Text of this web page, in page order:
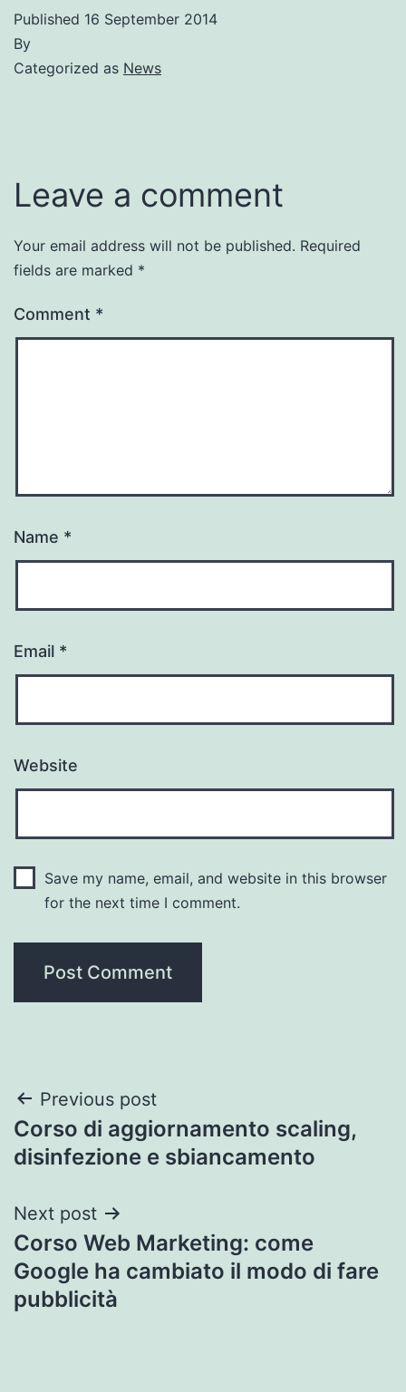
Published 16 September 2014
By
Categorized as News
Leave a comment
Your email address will not be published. Required
fields are marked *
Comment *
Name *
Email *
Website
Save my name, email, and website in this browser
for the next time I comment.
Post
navigation
Previous post
Corso di aggiornamento scaling,
disinfezione e sbiancamento
Next post
Corso Web Marketing: come
Google ha cambiato il modo di fare
pubblicità